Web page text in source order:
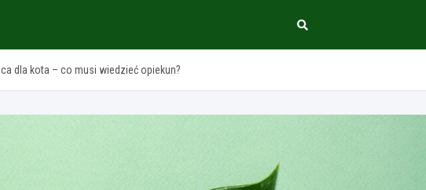
dla kota – co musi wiedzieć opiekun?